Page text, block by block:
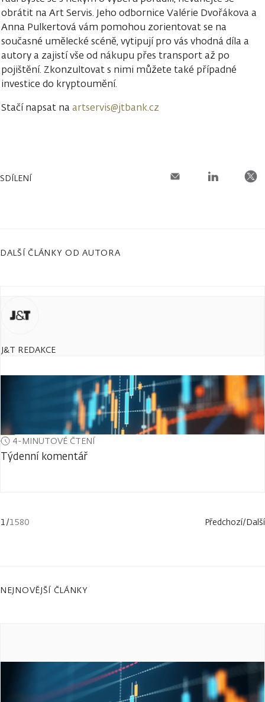
obrátit na Art Servis. Jeho odbornice Valérie Dvořákova a
Anna Pulkertová vám pomohou zorientovat se na
současné umělecké scéně, vytipují pro vás vhodná díla a
autory a zajistí vše od nákupu přes transport až po
pojištění. Zkonzultovat s nimi můžete také případné
investice do kryptoumění.
Stačí napsat na artservis@jtbank.cz
SDÍLENÍ
DALŠÍ ČLÁNKY OD AUTORA
J&T REDAKCE
4-MINUTOVÉ ČTENÍ
Týdenní komentář
1/1580 Předchozí/Další
NEJNOVĚJŠÍ ČLÁNKY